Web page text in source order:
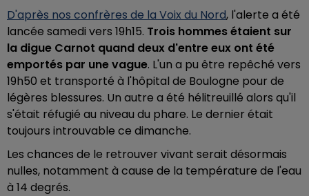
D'après nos confrères de la Voix du Nord, l'alerte a été
lancée samedi vers 19h15. Trois hommes étaient sur
la digue Carnot quand deux d'entre eux ont été
emportés par une vague. L'un a pu être repêché vers
19h50 et transporté à l'hôpital de Boulogne pour de
légères blessures. Un autre a été hélitreuillé alors qu'il
s'était réfugié au niveau du phare. Le dernier était
toujours introuvable ce dimanche.
Les chances de le retrouver vivant serait désormais
nulles, notamment à cause de la température de l'eau
à 14 degrés.